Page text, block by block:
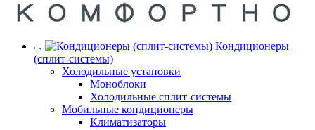
Кондиционеры
(сплит-системы)
Холодильные установки
Моноблоки
Холодильные сплит-системы
Мобильные кондиционеры
Климатизаторы